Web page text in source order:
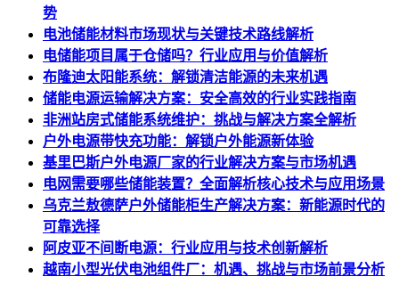
势
电池储能材料市场现状与关键技术路线解析
电储能项目属于仓储吗？行业应用与价值解析
布隆迪太阳能系统：解锁清洁能源的未来机遇
储能电源运输解决方案：安全高效的行业实践指南
非洲站房式储能系统维护：挑战与解决方案全解析
户外电源带快充功能：解锁户外能源新体验
基里巴斯户外电源厂家的行业解决方案与市场机遇
电网需要哪些储能装置？全面解析核心技术与应用场景
乌克兰敖德萨户外储能柜生产解决方案：新能源时代的
可靠选择
阿皮亚不间断电源：行业应用与技术创新解析
越南小型光伏电池组件厂：机遇、挑战与市场前景分析